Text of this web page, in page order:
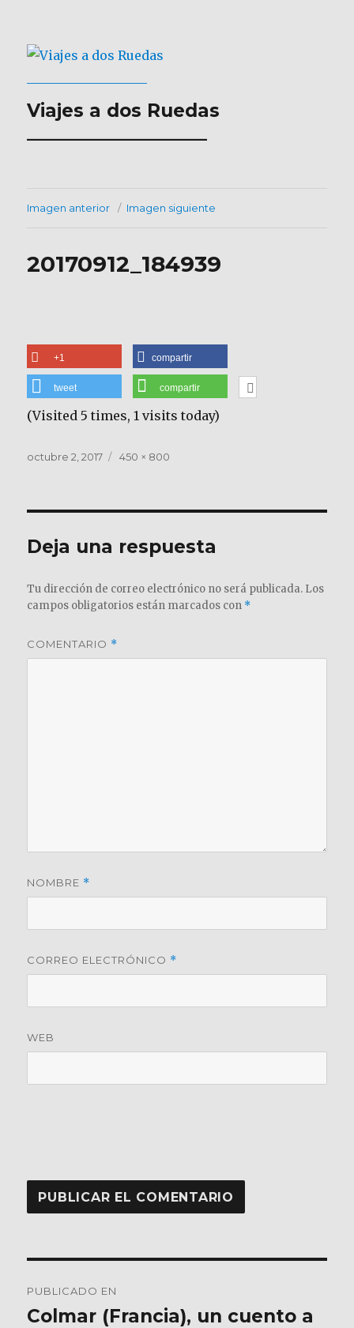
Viajes a dos Ruedas
___________________
Imagen anterior Imagen siguiente
20170912_184939
+1 compartir
tweet compartir
(Visited 5 times, 1 visits today)
Publicado
octubre 2, 2017
Tamaño
450 × 800
Deja una respuesta
Tu dirección de correo electrónico no será publicada. Los
campos obligatorios están marcados con *
COMENTARIO *
NOMBRE *
CORREO ELECTRÓNICO *
WEB
de
PUBLICADO EN
Colmar (Francia), un cuento a